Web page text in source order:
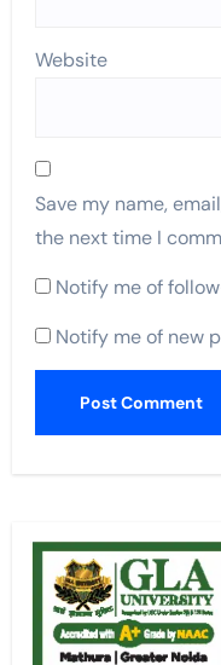
Website
Save my name,
the next time I
Notify me of
Notify me of new